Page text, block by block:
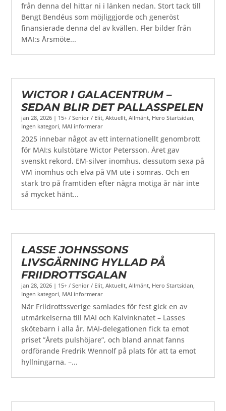
från denna del hittar ni i länken nedan. Stort tack till
Bengt Bendéus som möjliggjorde och generöst
finansierade denna del av kvällen. Fler bilder från
MAI:s Årsmöte...
WICTOR I GALACENTRUM –
SEDAN BLIR DET PALLASSPELEN
jan 28, 2026 | 15+ / Senior / Elit,Aktuellt,Allmänt, Hero Startsidan,
Ingen kategori, MAI informerar
2025 innebar något av ett internationellt genombrott
för MAI:s kulstötare Wictor Petersson. Året gav
svenskt rekord, EM-silver inomhus, dessutom sexa på
VM inomhus och elva på VM ute i somras. Och en
stark tro på framtiden efter några motiga år när inte
så mycket hänt...
LASSE JOHNSSONS
LIVSGÄRNING HYLLAD PÅ
FRIIDROTTSGALAN
jan 28, 2026 | 15+ / Senior / Elit,Aktuellt,Allmänt, Hero Startsidan,
Ingen kategori, MAI informerar
När Friidrottssverige samlades för fest gick en av
utmärkelserna till MAI och Kalvinknatet – Lasses
skötebarn i alla år. MAI-delegationen fick ta emot
priset ”Årets pulshöjare”, och bland annat fanns
ordförande Fredrik Wennolf på plats för att ta emot
hyllningarna. –...